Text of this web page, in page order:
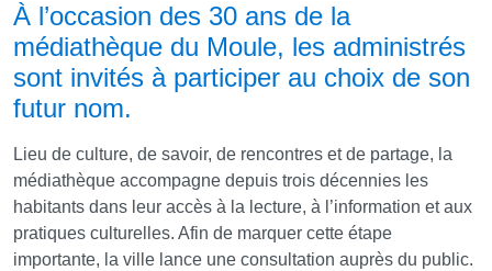
À l’occasion des 30 ans de la
médiathèque du Moule, les administrés
sont invités à participer au choix de son
futur nom.
Lieu de culture, de savoir, de rencontres et de partage, la
médiathèque accompagne depuis trois décennies les
habitants dans leur accès à la lecture, à l’information et aux
pratiques culturelles. Afin de marquer cette étape
importante, la ville lance une consultation auprès du public.